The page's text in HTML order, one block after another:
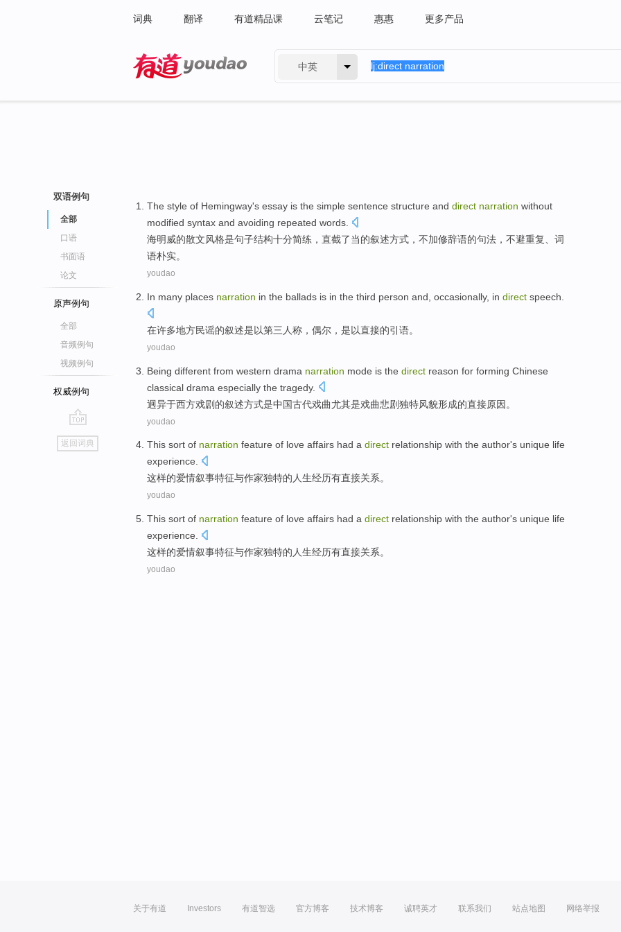
词典 翻译 有道精品课 云笔记 惠惠 更多产品
中英
双语例句
全部
口语
书面语
论文
原声例句
全部
音频例句
视频例句
权威例句
go
top
返回词典
The style of Hemingway's essay is the simple sentence structure and direct narration without
modified syntax and avoiding repeated words
海明威的散文风格是句子结构十分简练， 直截了当的叙述方式， 不加修辞语的句法 ，不避重复、 词
语朴实。
youdao
In many places narration in the ballads is in the third person and, occasionally, in direct speech
在许多地方民谣的叙述是以第三 人称， 偶尔 ，是以直接的引语。
youdao
Being different from western drama narration mode is the direct reason for forming Chinese
classical drama especially the tragedy.
迥异于西方戏剧的叙述方式是中国古代戏曲尤其是戏曲悲剧独特风貌形成的直接原因。
youdao
This sort of narration feature of love affairs had a direct relationship with the author's unique life
experience.
这样的爱情叙事特征与作家独特的人生经历有直接关系。
youdao
This sort of narration feature of love affairs had a direct relationship with the author's unique life
experience
这样的爱情叙事特征与作家独特的 人生经历有直接关系。
youdao
关于有道 Investors 有道智选 官方博客 技术博客 诚聘英才 联系我们 站点地图 网络举报